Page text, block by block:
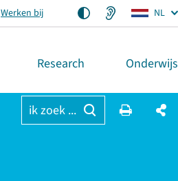
Werken bij NL
Research Onderwijs
ik zoek ...